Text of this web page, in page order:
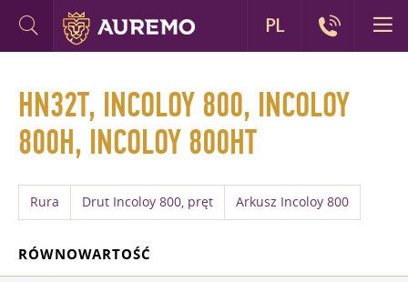
HN32T, INCOLOY 800, INCOLOY
800H, INCOLOY 800HT
Rura Drut Incoloy 800, pręt Arkusz Incoloy 800
RÓWNOWARTOŚĆ
PL